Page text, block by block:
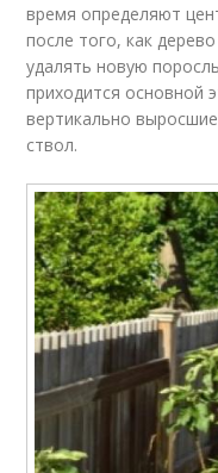
время определяют
после того, как
удалять новую
приходится основной
вертикально
ствол.